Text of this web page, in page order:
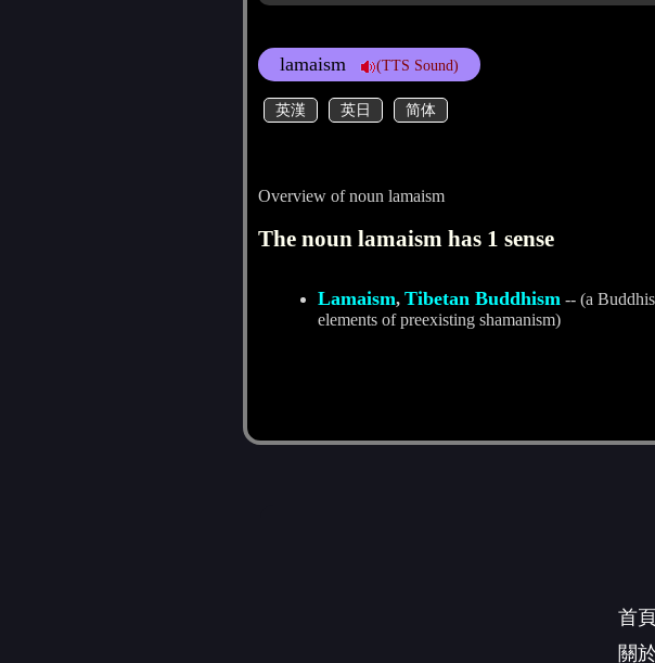
lamaism (TTS Sound)
英漢 英日 简体
Overview of noun lamaism
The noun lamaism has 1 sense
Lamaism, Tibetan Buddhism -- (a
elements of preexisting shamanism)
首
關